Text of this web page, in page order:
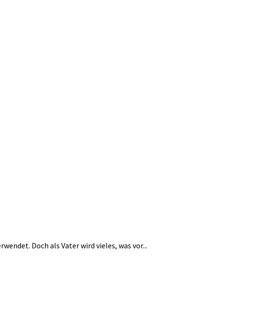
Doch als Vater wird vieles, was vor...